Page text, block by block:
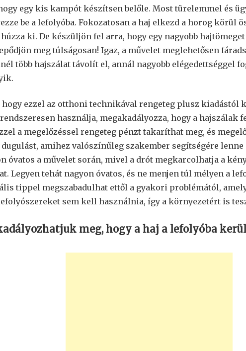
egy kis kampót készítsen belőle. Most türelemmel és
be a lefolyóba. Fokozatosan a haj elkezd a horog körül
ki. De készüljön fel arra, hogy egy nagyobb
meg túlságosan! Igaz, a művelet meglehetősen
több hajszálat távolít el, annál nagyobb elégedettséggel
hogy ezzel az otthoni technikával rengeteg plusz kiadástól
használja, megakadályozza, hogy a hajszálak
a megelőzéssel rengeteg pénzt takaríthat meg, és
amihez valószínűleg szakember segítségére lenne
óvatos a művelet során, mivel a drót megkarcolhatja a
Legyen tehát nagyon óvatos, és ne menjen túl mélyen a
tippel megszabadulhat ettől a gyakori problémától,
sem kell használnia, így a környezetért is
meg, hogy a haj a lefolyóba